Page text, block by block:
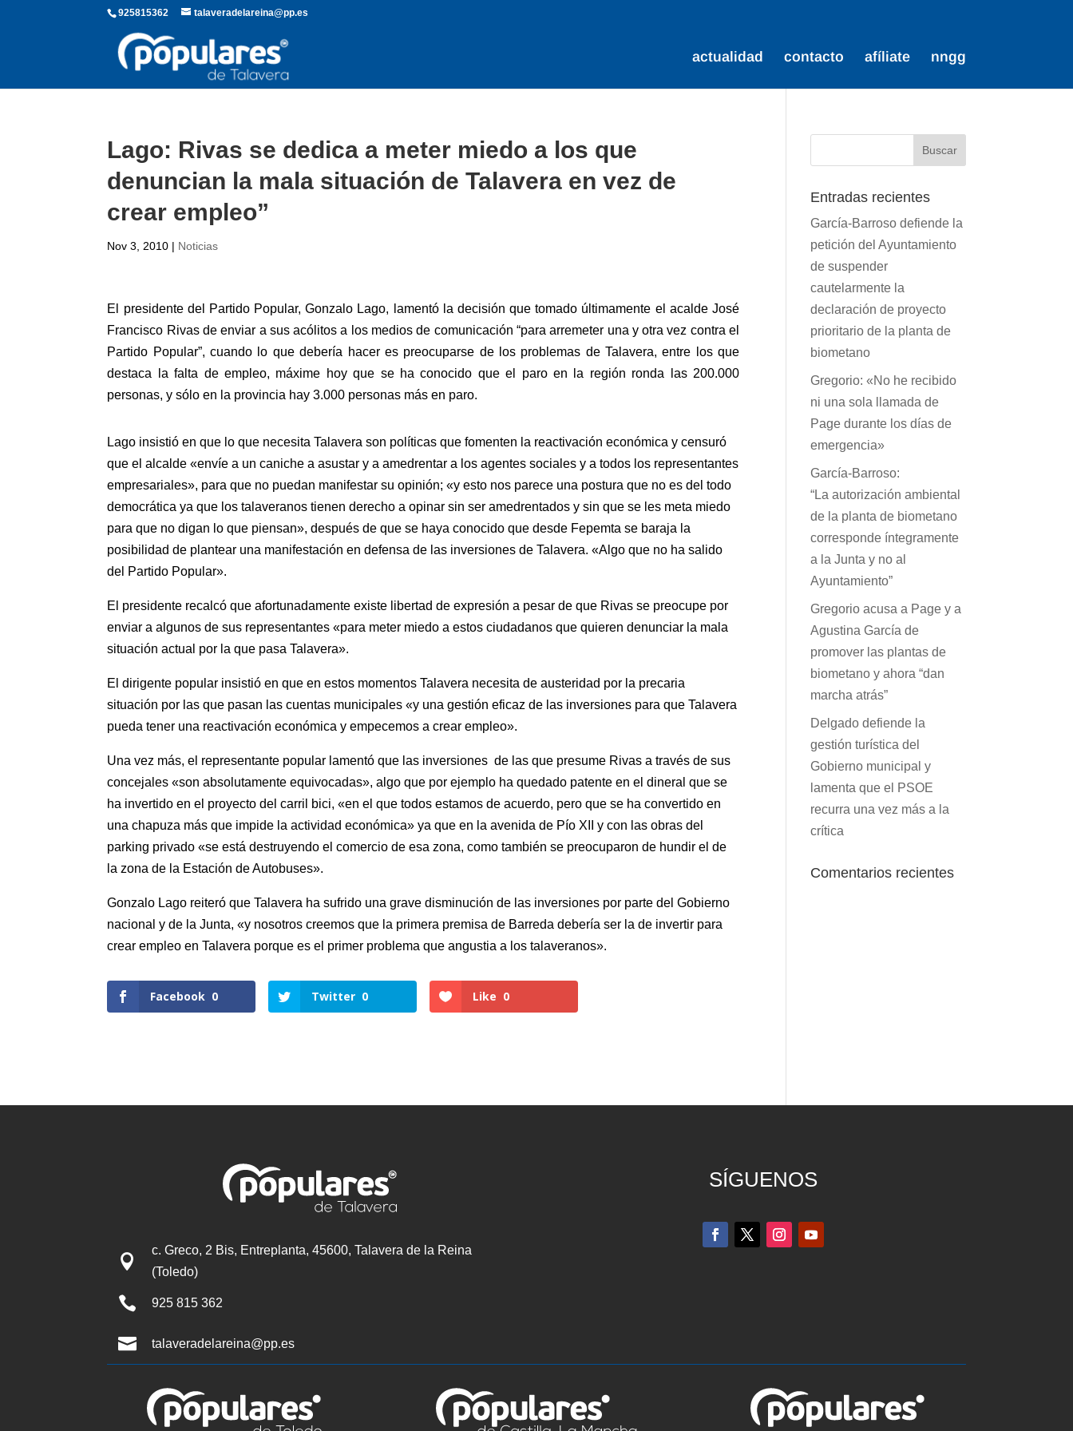
925815362 talaveradelareina@pp.es
actualidad contacto afíliate nngg
Lago: Rivas se dedica a meter miedo a los que
denuncian la mala situación de Talavera en vez de
crear empleo”
Nov 3, 2010 | Noticias
El presidente del Partido Popular, Gonzalo Lago, lamentó la decisión que tomado últimamente el acalde José
Francisco Rivas de enviar a sus acólitos a los medios de comunicación “para arremeter una y otra vez contra el
Partido Popular”, cuando lo que debería hacer es preocuparse de los problemas de Talavera, entre los que
destaca la falta de empleo, máxime hoy que se ha conocido que el paro en la región ronda las 200.000
personas, y sólo en la provincia hay 3.000 personas más en paro.
Lago insistió en que lo que necesita Talavera son políticas que fomenten la reactivación económica y censuró
que el alcalde «envíe a un caniche a asustar y a amedrentar a los agentes sociales y a todos los representantes
empresariales», para que no puedan manifestar su opinión; «y esto nos parece una postura que no es del todo
democrática ya que los talaveranos tienen derecho a opinar sin ser amedrentados y sin que se les meta miedo
para que no digan lo que piensan», después de que se haya conocido que desde Fepemta se baraja la
posibilidad de plantear una manifestación en defensa de las inversiones de Talavera. «Algo que no ha salido
del Partido Popular».
El presidente recalcó que afortunadamente existe libertad de expresión a pesar de que Rivas se preocupe por
enviar a algunos de sus representantes «para meter miedo a estos ciudadanos que quieren denunciar la mala
situación actual por la que pasa Talavera».
El dirigente popular insistió en que en estos momentos Talavera necesita de austeridad por la precaria
situación por las que pasan las cuentas municipales «y una gestión eficaz de las inversiones para que Talavera
pueda tener una reactivación económica y empecemos a crear empleo».
Una vez más, el representante popular lamentó que las inversiones de las que presume Rivas a través de sus
concejales «son absolutamente equivocadas», algo que por ejemplo ha quedado patente en el dineral que se
ha invertido en el proyecto del carril bici, «en el que todos estamos de acuerdo, pero que se ha convertido en
una chapuza más que impide la actividad económica» ya que en la avenida de Pío XII y con las obras del
parking privado «se está destruyendo el comercio de esa zona, como también se preocuparon de hundir el de
la zona de la Estación de Autobuses».
Gonzalo Lago reiteró que Talavera ha sufrido una grave disminución de las inversiones por parte del Gobierno
nacional y de la Junta, «y nosotros creemos que la primera premisa de Barreda debería ser la de invertir para
crear empleo en Talavera porque es el primer problema que angustia a los talaveranos».
Facebook 0 Twitter 0 Like 0
Entradas recientes
García-Barroso defiende la
petición del Ayuntamiento
de suspender
cautelarmente la
declaración de proyecto
prioritario de la planta de
biometano
Gregorio: «No he recibido
ni una sola llamada de
Page durante los días de
emergencia»
García-Barroso:
“La autorización ambiental
de la planta de biometano
corresponde íntegramente
a la Junta y no al
Ayuntamiento”
Gregorio acusa a Page y a
Agustina García de
promover las plantas de
biometano y ahora “dan
marcha atrás”
Delgado defiende la
gestión turística del
Gobierno municipal y
lamenta que el PSOE
recurra una vez más a la
crítica
Comentarios recientes

c. Greco, 2 Bis, Entreplanta, 45600, Talavera de la Reina
(Toledo)
 925 815 362
 talaveradelareina@pp.es
SÍGUENOS